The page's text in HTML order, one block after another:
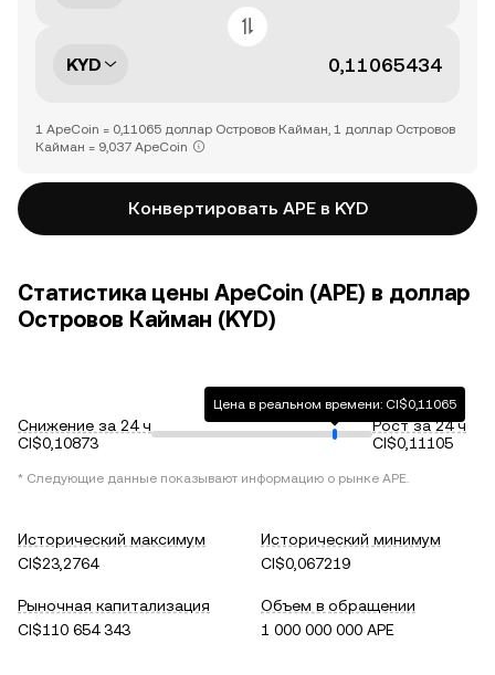
KYD
1 ApeCoin = 0,11065 доллар Островов Кайман, 1 доллар Островов
Кайман = 9,037 ApeCoin
Конвертировать APE в KYD
Статистика цены ApeCoin (APE) в доллар
Островов Кайман (KYD)
Снижение за 24 ч
CI$0,10873
Цена в реальном времени: CI$0,11065
Рост за 24 ч
CI$0,11105
* Следующие данные показывают информацию о рынке APE.
Исторический максимум
CI$23,2764
Исторический минимум
CI$0,067219
Рыночная капитализация
CI$110 654 343
Объем в обращении
1 000 000 000 APE